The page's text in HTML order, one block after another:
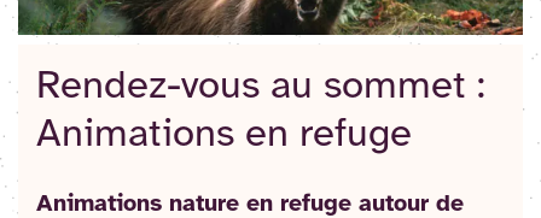
Rendez-vous au sommet :
Animations en refuge
Animations nature en refuge autour de